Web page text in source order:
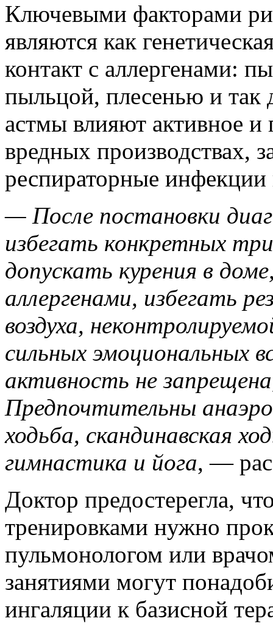
Ключевыми факторами
являются как
контакт с аллергенами:
пыльцой, плесенью и так
астмы влияют активное и
вредных производствах,
респираторные
— После постановки
избегать конкретных
допускать курения в
аллергенами, избегать
воздуха,
сильных эмоциональных
активность не
Предпочтительны
ходьба, скандинавская
гимнастика и йога, —
Доктор предостерегла,
тренировками нужно
пульмонологом или
занятиями могут
ингаляции к базисной